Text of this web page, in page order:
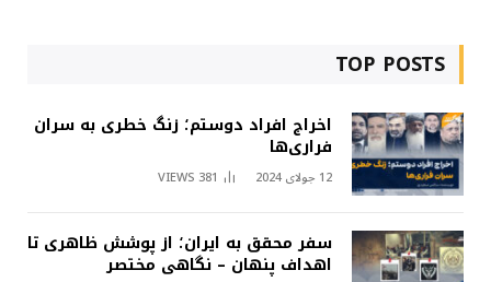
TOP POSTS
اخراج افراد دوستم؛ زنگ خطری به سران
فراری‌ها
12 جولای 2024 381
VIEWS
سفر محقق به ایران؛ از پوشش ظاهری تا
اهداف پنهان – نگاهی مختصر